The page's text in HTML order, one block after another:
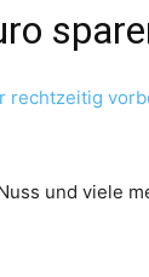
rechtzeitig
und viele